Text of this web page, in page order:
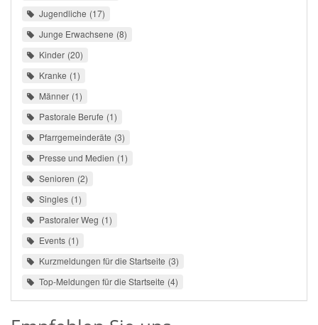
Jugendliche 17
Junge Erwachsene 8
Kinder 20
Kranke 1
Männer 1
Pastorale Berufe 1
Pfarrgemeinderäte 3
Presse und Medien 1
Senioren 2
Singles 1
Pastoraler Weg 1
Events 1
Kurzmeldungen für die Startseite 3
Top-Meldungen für die Startseite 4